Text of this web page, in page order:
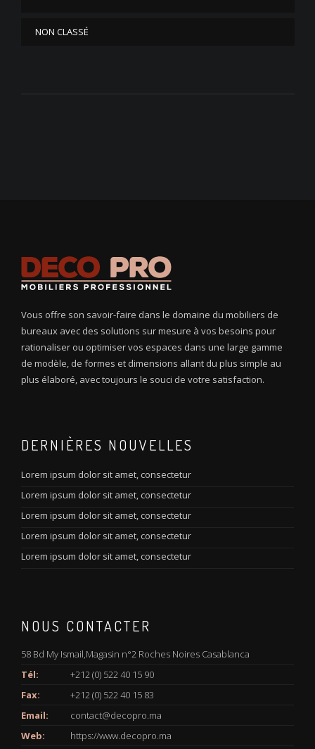
NON CLASSÉ
Vous offre son savoir-faire dans le domaine du mobiliers de
bureaux avec des solutions sur mesure à vos besoins pour
rationaliser ou optimiser vos espaces dans une large gamme
de modèle, de formes et dimensions allant du plus simple au
plus élaboré, avec toujours le souci de votre satisfaction.
DERNIÈRES NOUVELLES
Lorem ipsum dolor sit amet, consectetur
Lorem ipsum dolor sit amet, consectetur
Lorem ipsum dolor sit amet, consectetur
Lorem ipsum dolor sit amet, consectetur
Lorem ipsum dolor sit amet, consectetur
NOUS CONTACTER
58 Bd My Ismail,Magasin n°2 Roches Noires Casablanca
Tél:
+212 (0) 522 40 15 90
Fax:
+212 (0) 522 40 15 83
Email:
contact@decopro.ma
Web:
https://www.decopro.ma